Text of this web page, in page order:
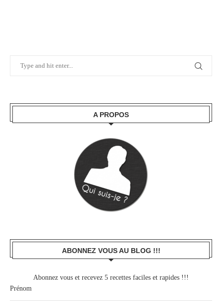
A PROPOS
ABONNEZ VOUS AU BLOG !!!
Abonnez vous et recevez 5 recettes faciles et rapides !!!
Prénom